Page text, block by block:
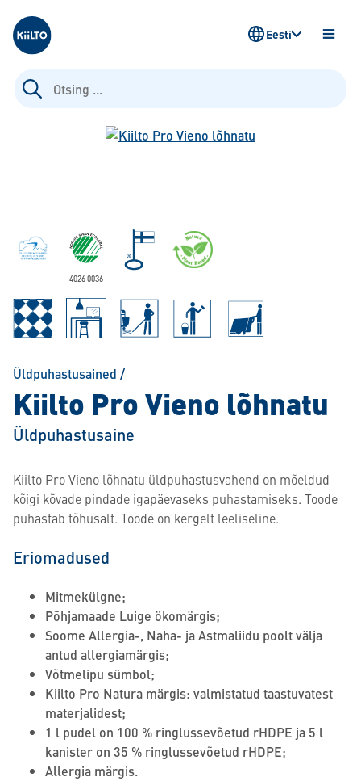
Kiilto Estonia
Otsi:
AVA
Eesti
4026 0036
Üldpuhastusained /
Kiilto Pro Vieno lõhnatu
Üldpuhastusaine
Kiilto Pro Vieno lõhnatu üldpuhastusvahend on mõeldud
kõigi kõvade pindade igapäevaseks puhastamiseks. Toode
puhastab tõhusalt. Toode on kergelt leeliseline.
Eriomadused
Mitmekülgne;
Põhjamaade Luige ökomärgis;
Soome Allergia-, Naha- ja Astmaliidu poolt välja
antud allergiamärgis;
Võtmelipu sümbol;
Kiilto Pro Natura märgis: valmistatud taastuvatest
materjalidest;
1 l pudel on 100 % ringlussevõetud rHDPE ja 5 l
kanister on 35 % ringlussevõetud rHDPE;
Allergia märgis.